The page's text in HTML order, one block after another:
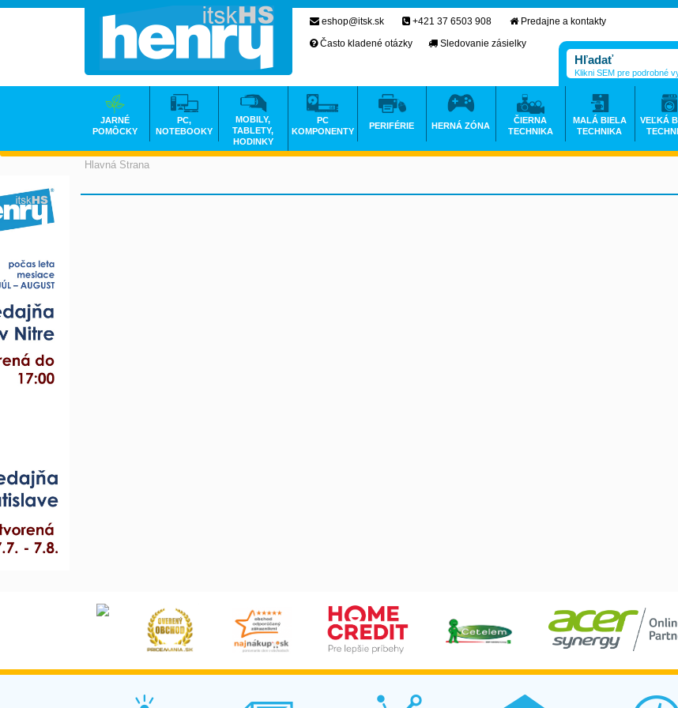
Hlavná Strana
eshop@itsk.sk +421 37 6503 908
Predajne a kontakty
Často kladené otázky
Sledovanie zásielky
Klikni SEM pre podrobné
JARNÉ
POMÔCKY
PC,
NOTEBOOKY
MOBILY,
TABLETY,
HODINKY
PC
KOMPONENTY
PERIFÉRIE HERNÁ ZÓNA
ČIERNA
TECHNIKA
MALÁ BIELA
TECHNIKA
VEĽKÁ